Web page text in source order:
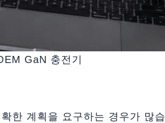
GaN 충전기
한 계획을 요구하는 경우가 많